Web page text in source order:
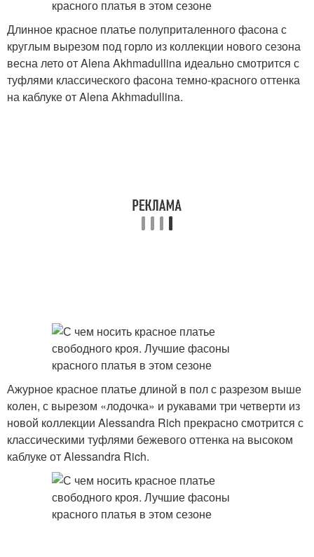
Длинное красное платье полуприталенного фасона с
круглым вырезом под горло из коллекции нового сезона
весна лето от Alena Akhmadullina идеально смотрится с
туфлями классического фасона темно-красного оттенка
на каблуке от Alena Akhmadullina.
Ажурное красное платье длиной в пол с разрезом выше
колен, с вырезом «лодочка» и рукавами три четверти из
новой коллекции Alessandra Rich прекрасно смотрится с
классическими туфлями бежевого оттенка на высоком
каблуке от Alessandra Rich.